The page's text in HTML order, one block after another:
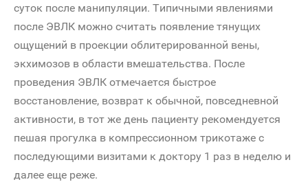
суток после манипуляции. Типичными явлениями
после ЭВЛК можно считать появление тянущих
ощущений в проекции облитерированной вены,
экхимозов в области вмешательства. После
проведения ЭВЛК отмечается быстрое
восстановление, возврат к обычной, повседневной
активности, в тот же день пациенту рекомендуется
пешая прогулка в компрессионном трикотаже с
последующими визитами к доктору 1 раз в неделю и
далее еще реже.